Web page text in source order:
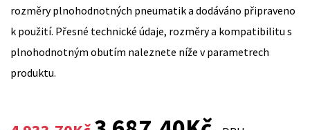
rozměry plnohodnotných pneumatik a dodáváno připraveno
k použití. Přesné technické údaje, rozměry a kompatibilitu s
plnohodnotným obutím naleznete níže v parametrech
produktu.
Original
Current